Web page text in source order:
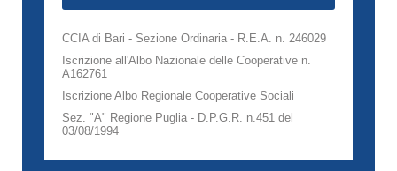
CCIA di Bari - Sezione Ordinaria - R.E.A. n. 246029
Iscrizione all'Albo Nazionale delle Cooperative n.
A162761
Iscrizione Albo Regionale Cooperative Sociali
Sez. "A" Regione Puglia - D.P.G.R. n.451 del
03/08/1994